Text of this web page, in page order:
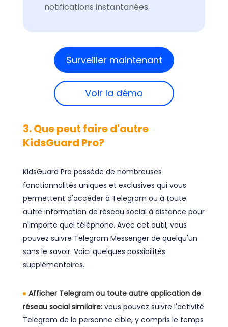
notifications instantanées.
Surveiller maintenant
Voir la démo
3. Que peut faire d'autre
KidsGuard Pro?
KidsGuard Pro possède de nombreuses
fonctionnalités uniques et exclusives qui vous
permettent d'accéder à Telegram ou à toute
autre information de réseau social à distance pour
n'importe quel téléphone. Avec cet outil, vous
pouvez suivre Telegram Messenger de quelqu'un
sans le savoir. Voici quelques possibilités
supplémentaires.
Afficher Telegram ou toute autre application de
réseau social similaire: vous pouvez suivre l'activité
Telegram de la personne cible, y compris le temps